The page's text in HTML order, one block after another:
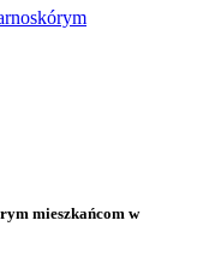
mieszkańcom w